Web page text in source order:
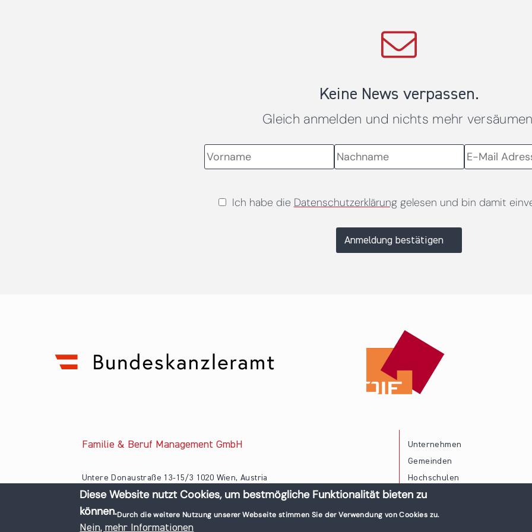
Keine News verpassen.
Gleich anmelden und nichts mehr
Ich habe die Datenschutzerklärunggelesen und bin damit
Anmeldung bestätigen
Familie & Beruf Management GmbH
Untere Donaustraße 13-15/3 1020 Wien, Austria
+43 1 218 50 70
office@familieundberuf.at
Unternehmen
Gemeinden
Hochschulen
Persönliche Vereinbarkeit
© 2026 Familie und Beruf All rights reserved.
Diese Website nutzt Cookies, um bestmögliche Funktionalität bieten zu
können.Durch die weitere Nutzung unserer Webseite stimmen Sie der Verwendung von Cookies zu.
Nein, mehr Informationen